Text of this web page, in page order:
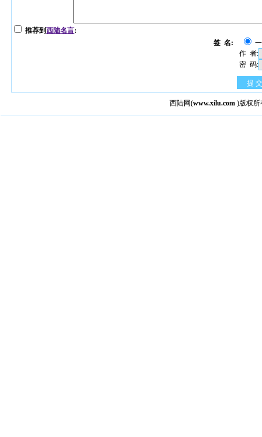
推荐到西陆名言:
签 名:
作 者:
密 码:
提 交
西陆网(www.xilu.com )版权